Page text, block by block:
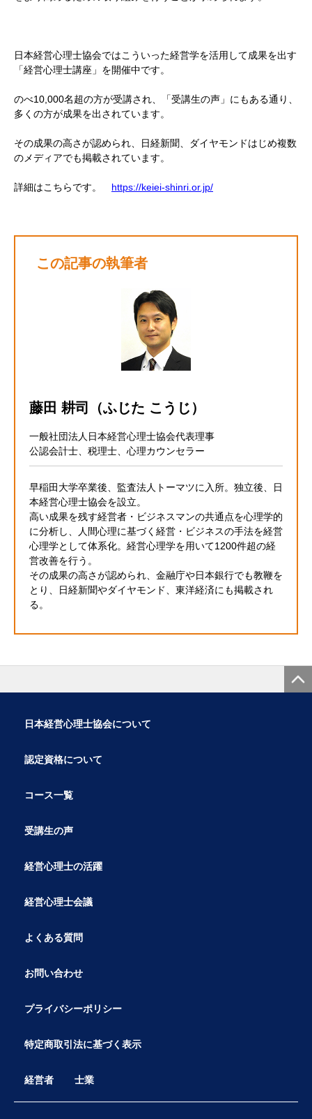
日本経営心理士協会ではこういった経営学を活用して成果を出す
「経営心理士講座」を開催中です。
のべ10,000名超の方が受講され、「受講生の声」にもある通り、
多くの方が成果を出されています。
その成果の高さが認められ、日経新聞、ダイヤモンドはじめ複数
のメディアでも掲載されています。
詳細はこちらです。 https://keiei-shinri.or.jp/
この記事の執筆者
藤田 耕司（ふじた こうじ）
一般社団法人日本経営心理士協会代表理事
公認会計士、税理士、心理カウンセラー
早稲田大学卒業後、監査法人トーマツに入所。独立後、日
本経営心理士協会を設立。
高い成果を残す経営者・ビジネスマンの共通点を心理学的
に分析し、人間心理に基づく経営・ビジネスの手法を経営
心理学として体系化。経営心理学を用いて1200件超の経
営改善を行う。
その成果の高さが認められ、金融庁や日本銀行でも教鞭を
とり、日経新聞やダイヤモンド、東洋経済にも掲載され
る。
日本経営心理士協会について
認定資格について
コース一覧
受講生の声
経営心理士の活躍
経営心理士会議
よくある質問
お問い合わせ
プライバシーポリシー
特定商取引法に基づく表示
経営者 士業